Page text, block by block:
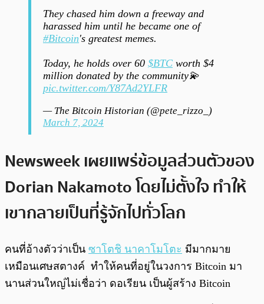
They chased him down a freeway and
harassed him until he became one of
#Bitcoin's greatest memes.
Today, he holds over 60 $BTC worth $4
million donated by the community💫
pic.twitter.com/Y87Ad2YLFR
— The Bitcoin Historian (@pete_rizzo_)
March 7, 2024
Newsweek เผยแพร่ข้อมูลส่วนตัวของ
Dorian Nakamoto โดยไม่ตั้งใจ ทำให้
เขากลายเป็นที่รู้จักไปทั่วโลก
คนที่อ้างตัวว่าเป็น ซาโตชิ นาคาโมโตะ มีมากมาย
เหมือนเศษสตางค์ ทำให้คนที่อยู่ในวงการ Bitcoin มา
นานส่วนใหญ่ไม่เชื่อว่า ดอเรียน เป็นผู้สร้าง Bitcoin